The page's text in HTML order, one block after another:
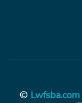
© Lwfsba.com